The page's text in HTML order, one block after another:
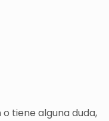
tiene alguna duda,